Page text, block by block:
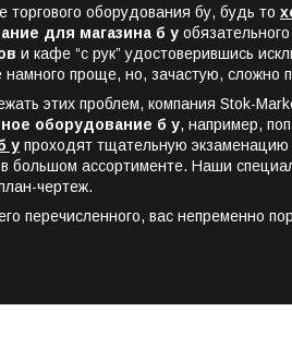
торгового оборудования бу, будь то
для магазина б у
и кафе “с рук” удостоверившись
намного проще, но, зачастую, сложно
этих проблем, компания Stok-
оборудование б у, например,
у проходят тщательную
большом ассортименте. Наши
чертеж.
перечисленного, вас непременно